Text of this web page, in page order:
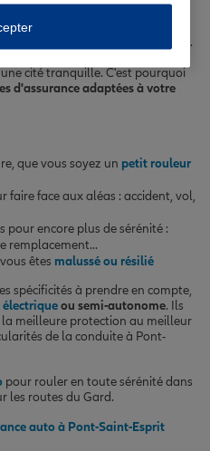
comme la rue Fernand
est une ville où il fait bon vivre.
ou en scooter comporte
cité tranquille. C'est pourquoi
d'assurance adaptées à votre
que vous soyez un petit rouleur
faire face aux aléas : accident, vol,
pour encore plus de sérénité :
remplacement...
êtes malussé ou résilié
spécificités à prendre en compte,
électriqueou semi-autonome. Ils
meilleure protection au meilleur
de la conduite à Pont-
pour rouler en toute sérénité dans
les routes du Gard.
auto à Pont-Saint-Esprit